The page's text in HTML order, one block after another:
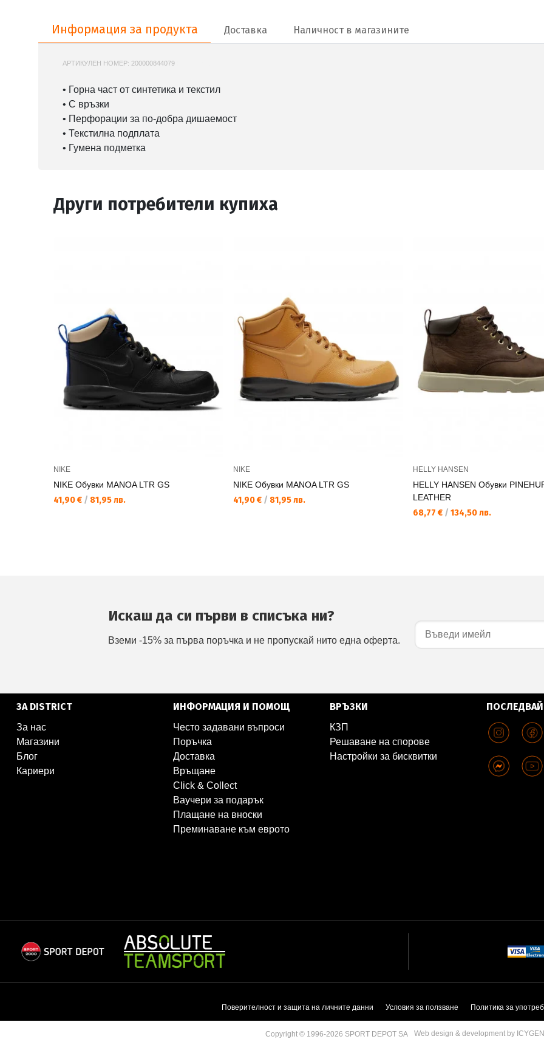
Информация за продукта
Доставка Наличност в магазините
АРТИКУЛЕН НОМЕР: 200000844079
• Горна част от синтетика и текстил
• С връзки
• Перфорации за по-добра дишаемост
• Текстилна подплата
• Гумена подметка
Други потребители купиха
NIKE
NIKE Обувки MANOA LTR GS
41,90 € / 81,95 лв.
NIKE
NIKE Обувки MANOA LTR GS
41,90 € / 81,95 лв.
HELLY HANSEN
HELLY HANSEN Обувки
LEATHER
68,77 € / 134,50 лв.
Искаш да си първи в списъка ни?
Вземи -15% за първа поръчка и не пропускай нито една оферта.
ЗА DISTRICT
За нас
Магазини
Блог
Кариери
ИНФОРМАЦИЯ И ПОМОЩ
Често задавани въпроси
Поръчка
Доставка
Връщане
Click & Collect
Ваучери за подарък
Плащане на вноски
Преминаване към еврото
ВРЪЗКИ
КЗП
Решаване на спорове
Настройки за бисквитки
Поверителност и защита на личните данни Условия за ползване Политика за
Copyright © 1996-2026 SPORT DEPOT SA Web design & development by ICYGEN